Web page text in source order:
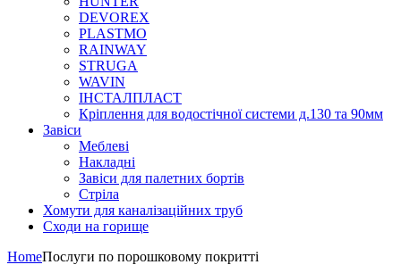
DEVOREX
PLASTMO
RAINWAY
STRUGA
WAVIN
ІНСТАЛПЛАСТ
Кріплення для водостічної системи д.130 та 90мм
Завіси
Меблеві
Накладні
Завіси для палетних бортів
Стріла
Хомути для каналізаційних труб
Сходи на горище
HomeПослуги по порошковому покритті